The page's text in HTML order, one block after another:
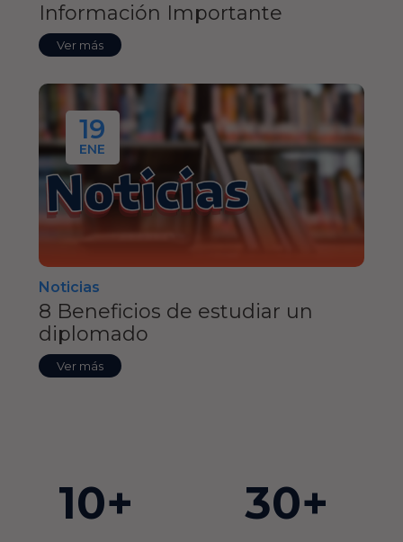
Información Importante
Ver más
19
ENE
Noticias
8 Beneficios de estudiar un
diplomado
Ver más
10+ 30+